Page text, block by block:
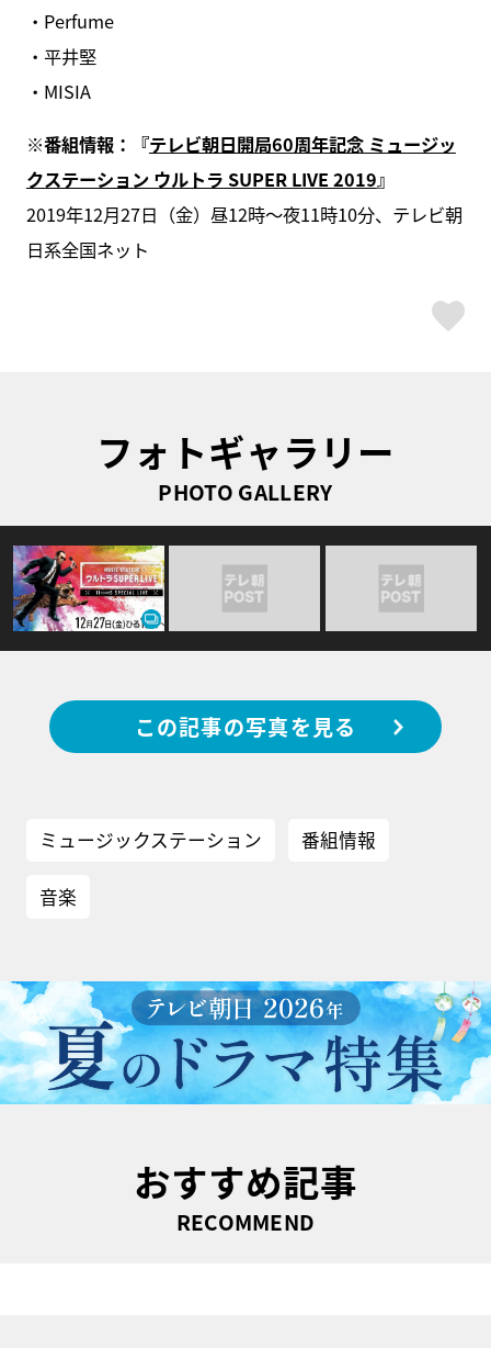
・Perfume
・平井堅
・MISIA
※番組情報：『テレビ朝日開局60周年記念 ミュージッ
クステーション ウルトラ SUPER LIVE 2019』
2019年12月27日（金）昼12時～夜11時10分、テレビ朝
日系全国ネット
フォトギャラリー
PHOTO GALLERY
この記事の写真を見る
ミュージックステーション 番組情報
音楽
おすすめ記事
RECOMMEND